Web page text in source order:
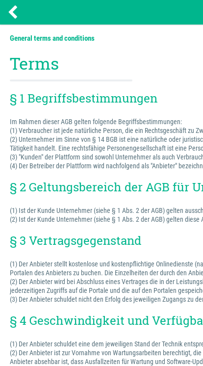
General terms and conditions
Terms
§ 1 Begriffsbestimmungen
Im Rahmen dieser AGB gelten folgende Begriffsbestimmungen:
(1) Verbraucher ist jede natürliche Person, die ein Rechtsgeschäft zu
(2) Unternehmer im Sinne von § 14 BGB ist eine natürliche oder
Tätigkeit handelt. Eine rechtsfähige Personengesellschaft ist eine
(3) "Kunden" der Plattform sind sowohl Unternehmer als auch
(4) Der Betreiber der Plattform wird nachfolgend als "Anbieter"
§ 2 Geltungsbereich der AGB für
(1) Ist der Kunde Unternehmer (siehe § 1 Abs. 2 der AGB) gelten
(2) Ist der Kunde Unternehmer (siehe § 1 Abs. 2 der AGB) gelten
§ 3 Vertragsgegenstand
(1) Der Anbieter stellt kostenlose und kostenpflichtige Onlinedienste
Portalen des Anbieters zu buchen. Die Einzelheiten der durch den
(2) Der Anbieter wird bei Abschluss eines Vertrages die in der
jederzeitigen Zugriffs auf die Portale und die auf den Portalen
(3) Der Anbieter schuldet nicht den Erfolg des jeweiligen Zugangs zu
§ 4 Geschwindigkeit und
(1) Der Anbieter schuldet eine dem jeweiligen Stand der Technik
(2) Der Anbieter ist zur Vornahme von Wartungsarbeiten berechtigt,
Anbieter absehbar ist, dass Ausfallzeiten für Wartung und Software-